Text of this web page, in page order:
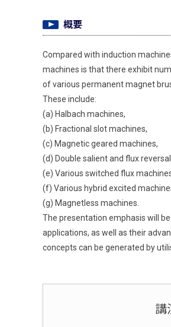
概要
Compared with induction
machines is that there exhibit
of various permanent magnet
These include:
(a) Halbach machines,
(b) Fractional slot machines,
(c) Magnetic geared machines,
(d) Double salient and flux
(e) Various switched flux
(f) Various hybrid excited
(g) Magnetless machines.
The presentation emphasis will
applications, as well as their
concepts can be generated by
講